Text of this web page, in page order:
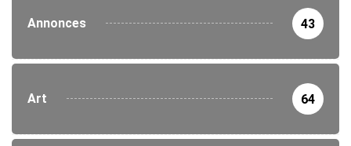
Annonces 43
Art 64